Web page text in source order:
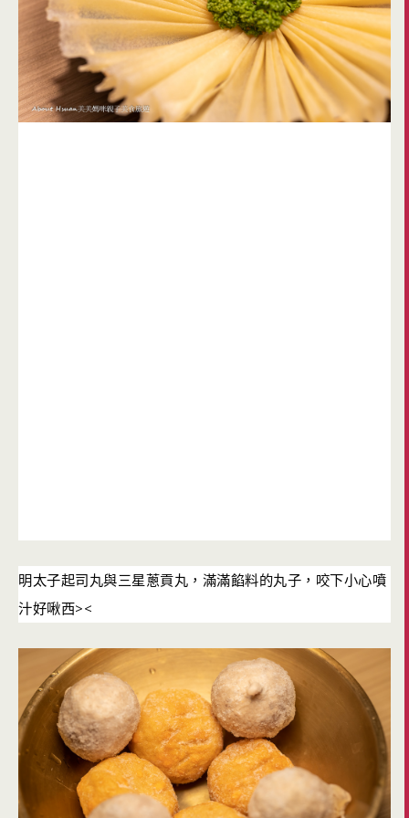
明太子起司丸與三星蔥貢丸，滿滿餡料的丸子，咬下小心噴
汁好啾西><